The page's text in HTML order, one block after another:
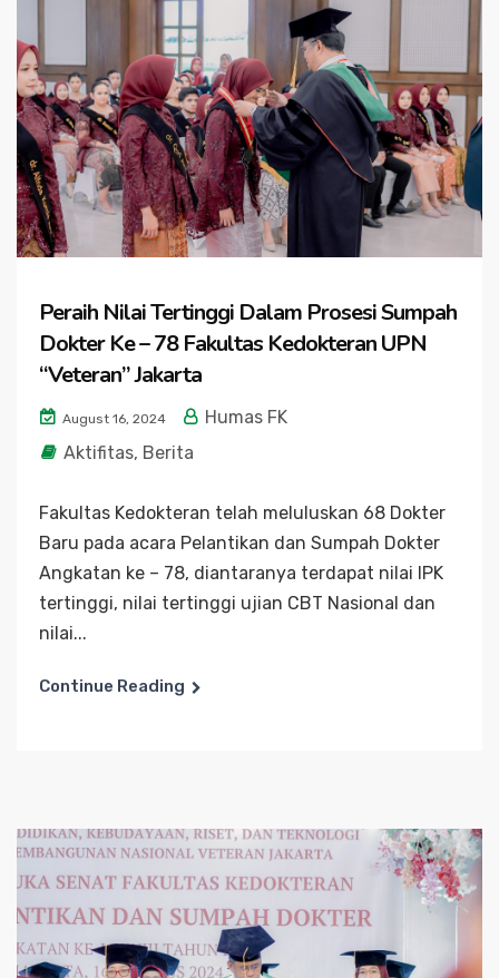
Peraih Nilai Tertinggi Dalam Prosesi Sumpah
Dokter Ke – 78 Fakultas Kedokteran UPN
“Veteran” Jakarta
August 16, 2024
Humas FK
Aktifitas, Berita
Fakultas Kedokteran telah meluluskan 68 Dokter
Baru pada acara Pelantikan dan Sumpah Dokter
Angkatan ke – 78, diantaranya terdapat nilai IPK
tertinggi, nilai tertinggi ujian CBT Nasional dan
nilai...
Continue Reading